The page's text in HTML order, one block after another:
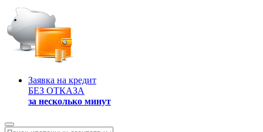
Заявка на кредит
БЕЗ ОТКАЗА
за несколько минут